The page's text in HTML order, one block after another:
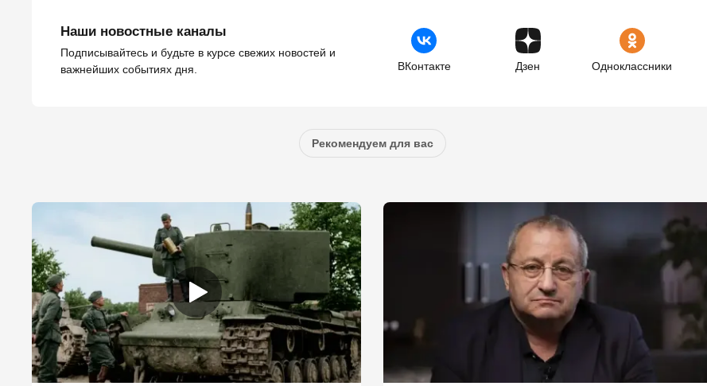
Наши новостные каналы
Подписывайтесь и будьте в курсе свежих новостей и
важнейших событиях дня.
ВКонтакте Дзен Одноклассники
Рекомендуем для вас